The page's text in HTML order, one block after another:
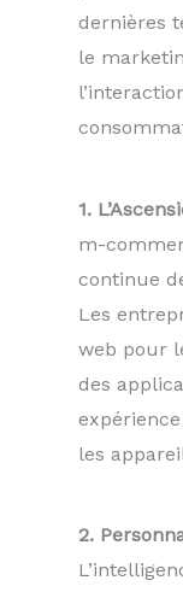
dernières
le
1.
m-
continue
Les
web pour
des
les
2.